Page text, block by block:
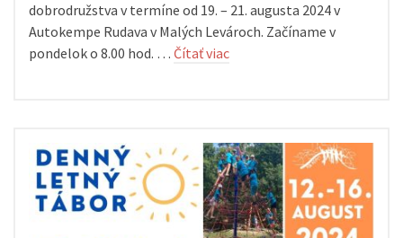
dobrodružstva v termíne od 19. – 21. augusta 2024 v
Autokempe Rudava v Malých Levároch. Začíname v
pondelok o 8.00 hod. … Čítať viac